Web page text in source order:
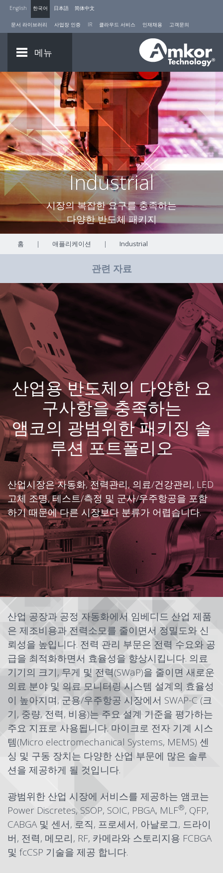
English 한국어 日本語 简体中文
문서 라이브러리 사업장 인증 IR 클라우드 서비스 인재채용 고객문의
메뉴
Industrial
시장의 복잡한 요구를 충족하는
다양한 반도체 패키지
홈 | 애플리케이션 | Industrial
관련 자료
산업용 반도체의 다양한 요
구사항을 충족하는
앰코의 광범위한 패키징 솔
루션 포트폴리오
산업시장은 자동화, 전력관리, 의료/건강관리, LED
고체 조명, 테스트/측정 및 군사/우주항공을 포함
하기 때문에 다른 시장보다 분류가 어렵습니다.
산업 공장과 공정 자동화에서 임베디드 산업 제품
은 제조비용과 전력소모를 줄이면서 정밀도와 신
뢰성을 높입니다. 전력 관리 부문은 전력 수요와 공
급을 최적화하면서 효율성을 향상시킵니다. 의료
기기의 크기, 무게 및 전력(SWaP)을 줄이면 새로운
의료 분야 및 의료 모니터링 시스템 설계의 효율성
이 높아지며, 군용/우주항공 시장에서 SWAP-C (크
기, 중량, 전력, 비용)는 주요 설계 기준을 평가하는
주요 지표로 사용됩니다. 마이크로 전자 기계 시스
템(Micro electromechanical Systems, MEMS) 센
싱 및 구동 장치는 다양한 산업 부문에 많은 솔루
션을 제공하게 될 것입니다.
광범위한 산업 시장에 서비스를 제공하는 앰코는
Power Discretes, SSOP, SOIC, PBGA, MLF®, QFP,
CABGA및 센서, 로직, 프로세서, 아날로그, 드라이
버, 전력, 메모리, RF, 카메라와 스토리지용 FCBGA
및 fcCSP 기술을 제공 합니다.